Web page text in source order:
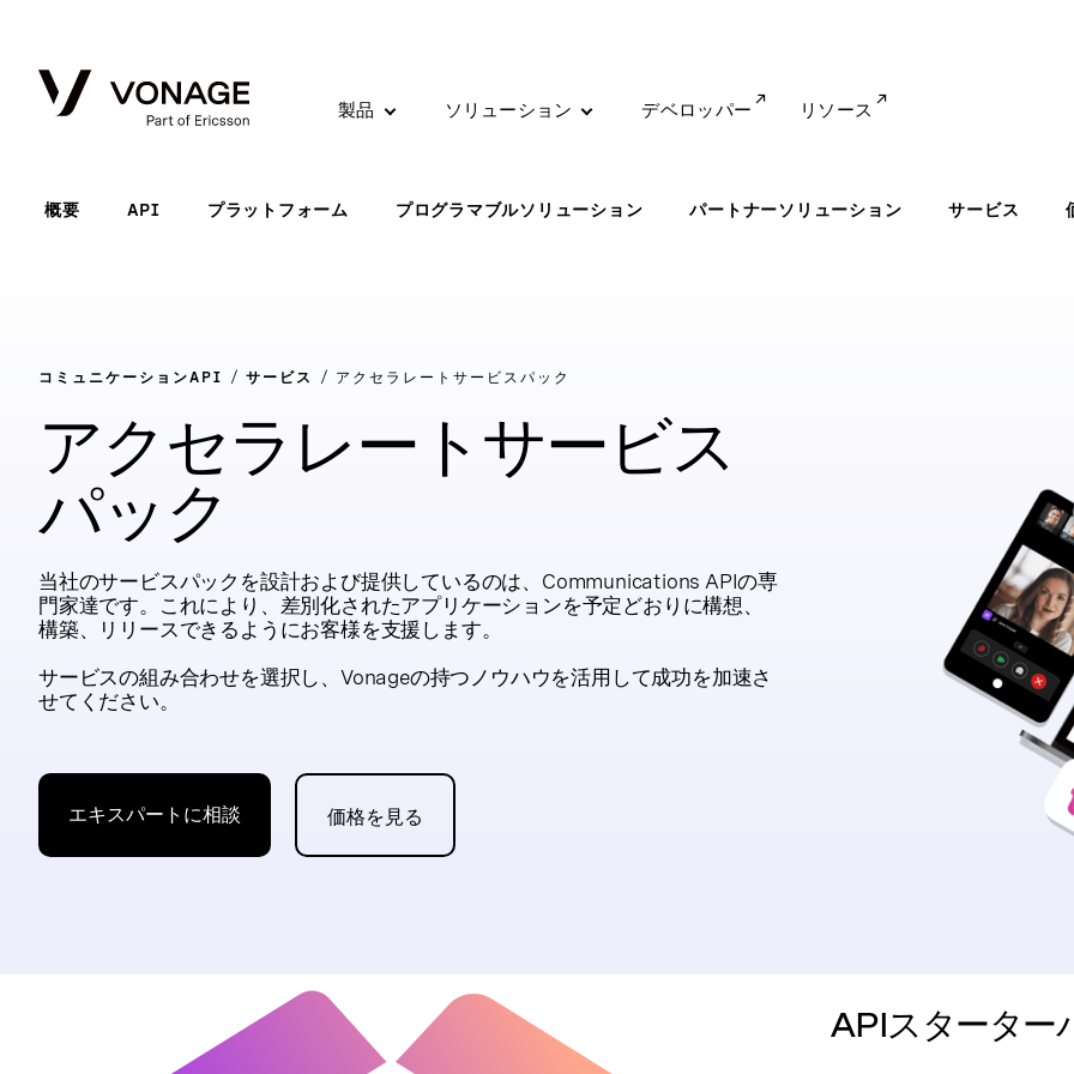
製品 ソリューション デベロッパー リソース
概要 API プラットフォーム プログラマブルソリューション パートナーソリューション サービス
コミュニケーションAPI サービス アクセラレートサービスパック
アクセラレートサービス
パック
当社のサービスパックを設計および提供しているのは、Communications APIの専
門家達です。これにより、差別化されたアプリケーションを予定どおりに構想、
構築、リリースできるようにお客様を支援します。
サービスの組み合わせを選択し、Vonageの持つノウハウを活用して成功を加速さ
せてください。
エキスパートに相談 価格を見る
APIスターター